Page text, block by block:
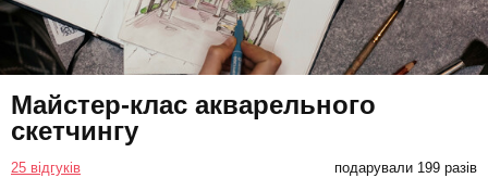
Майстер-клас акварельного
скетчингу
25 відгуків подарували 199 разів